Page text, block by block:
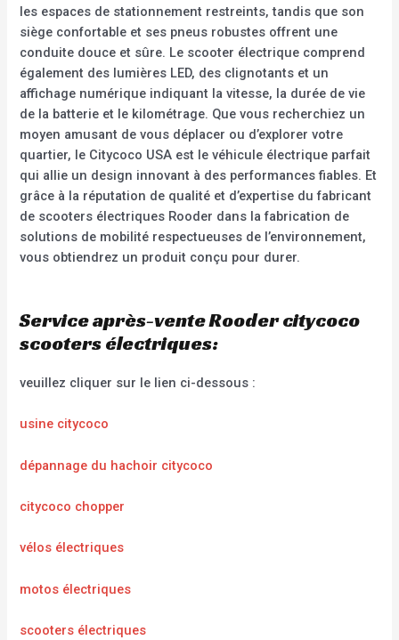
les espaces de stationnement restreints, tandis que son
siège confortable et ses pneus robustes offrent une
conduite douce et sûre. Le scooter électrique comprend
également des lumières LED, des clignotants et un
affichage numérique indiquant la vitesse, la durée de vie
de la batterie et le kilométrage. Que vous recherchiez un
moyen amusant de vous déplacer ou d’explorer votre
quartier, le Citycoco USA est le véhicule électrique parfait
qui allie un design innovant à des performances fiables. Et
grâce à la réputation de qualité et d’expertise du fabricant
de scooters électriques Rooder dans la fabrication de
solutions de mobilité respectueuses de l’environnement,
vous obtiendrez un produit conçu pour durer.
Service après-vente Rooder citycoco
scooters électriques:
veuillez cliquer sur le lien ci-dessous :
usine citycoco
dépannage du hachoir citycoco
citycoco chopper
vélos électriques
motos électriques
scooters électriques